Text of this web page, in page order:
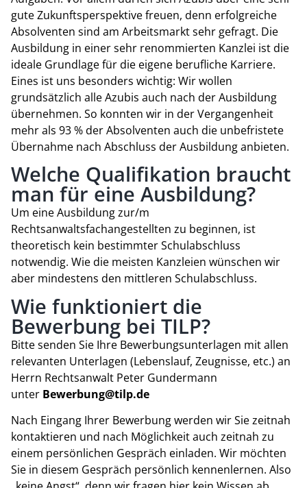
gute Zukunftsperspektive freuen, denn erfolgreiche
Absolventen sind am Arbeitsmarkt sehr gefragt. Die
Ausbildung in einer sehr renommierten Kanzlei ist die
ideale Grundlage für die eigene berufliche Karriere.
Eines ist uns besonders wichtig: Wir wollen
grundsätzlich alle Azubis auch nach der Ausbildung
übernehmen. So konnten wir in der Vergangenheit
mehr als 93 % der Absolventen auch die unbefristete
Übernahme nach Abschluss der Ausbildung anbieten.
Welche Qualifikation braucht
man für eine Ausbildung?
Um eine Ausbildung zur/m
Rechtsanwaltsfachangestellten zu beginnen, ist
theoretisch kein bestimmter Schulabschluss
notwendig. Wie die meisten Kanzleien wünschen wir
aber mindestens den mittleren Schulabschluss.
Wie funktioniert die
Bewerbung bei TILP?
Bitte senden Sie Ihre Bewerbungsunterlagen mit allen
relevanten Unterlagen (Lebenslauf, Zeugnisse, etc.) an
Herrn Rechtsanwalt Peter Gundermann
unter Bewerbung@tilp.de
Nach Eingang Ihrer Bewerbung werden wir Sie zeitnah
kontaktieren und nach Möglichkeit auch zeitnah zu
einem persönlichen Gespräch einladen. Wir möchten
Sie in diesem Gespräch persönlich kennenlernen. Also